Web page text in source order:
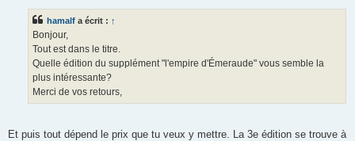
hamalf a écrit : ↑
Bonjour,
Tout est dans le titre.
Quelle édition du supplément "l'empire d'Émeraude" vous semble la
plus intéressante?
Merci de vos retours,
Et puis tout dépend le prix que tu veux y mettre. La 3e édition se trouve à